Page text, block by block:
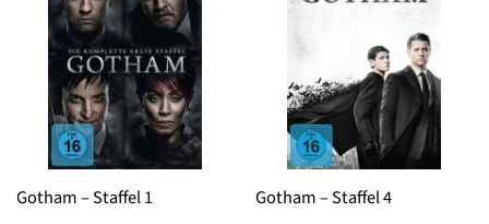
Gotham – Staffel 1
Gotham – Staffel 4